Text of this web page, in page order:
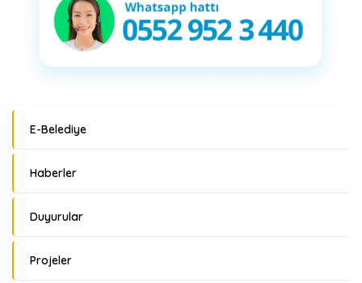
E-Belediye
Haberler
Duyurular
Projeler